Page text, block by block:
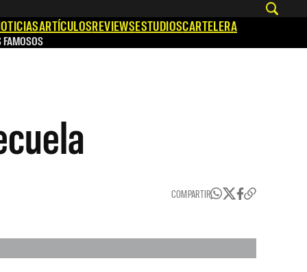
ARTÍCULOSREVIEWSESTUDIOSCARTELERA
FAMOSOS
COMPARTIR